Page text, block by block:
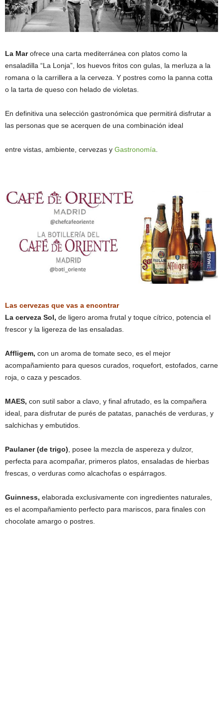
La Marofrece una carta mediterránea con platos como la
ensaladilla “La Lonja”, los huevos fritos con gulas, la merluza a la
romana o la carrillera a la cerveza. Y postres como la panna cotta
o la tarta de queso con helado de violetas.
En definitiva una selección gastronómica que permitirá disfrutar a
las personas que se acerquen de una combinación ideal
entre vistas, ambiente, cervezas y Gastronomía.
Las cervezas que vas a encontrar
La cerveza Sol, de ligero aroma frutal y toque cítrico, potencia el
frescor y la ligereza de las ensaladas.
Affligem, con un aroma de tomate seco, es el mejor
acompañamiento para quesos curados, roquefort, estofados, carne
roja, o caza y pescados.
MAES, con sutil sabor a clavo, y final afrutado, es la compañera
ideal, para disfrutar de purés de patatas, panachés de verduras, y
salchichas y embutidos.
Paulaner (de trigo), posee la mezcla de aspereza y dulzor,
perfecta para acompañar, primeros platos, ensaladas de hierbas
frescas, o verduras como alcachofas o espárragos.
Guinness, elaborada exclusivamente con ingredientes naturales,
es el acompañamiento perfecto para mariscos, para finales con
chocolate amargo o postres.